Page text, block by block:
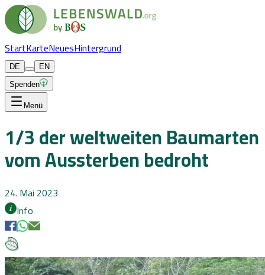
StartKarteNeuesHintergrund
DE
EN
Spenden
Menü
1/3 der weltweiten Baumarten
vom Aussterben bedroht
24. Mai 2023
Info